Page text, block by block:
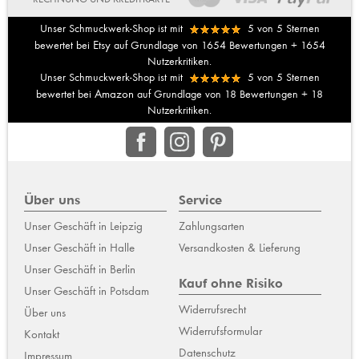
Unser Schmuckwerk-Shop ist mit 5 von 5 Sternen
bewertet bei Etsyauf Grundlage von 1654Bewertungen + 1654
Nutzerkritiken.
Unser Schmuckwerk-Shop ist mit
5 von 5 Sternen
bewertet bei Amazon auf Grundlage von 18 Bewertungen + 18
Nutzerkritiken.
Über uns
Unser Geschäft in Leipzig
Unser Geschäft in Halle
Unser Geschäft in Berlin
Unser Geschäft in Potsdam
Über uns
Kontakt
Impressum
Service
Zahlungsarten
Versandkosten & Lieferung
Kauf ohne Risiko
Widerrufsrecht
Widerrufsformular
Datenschutz